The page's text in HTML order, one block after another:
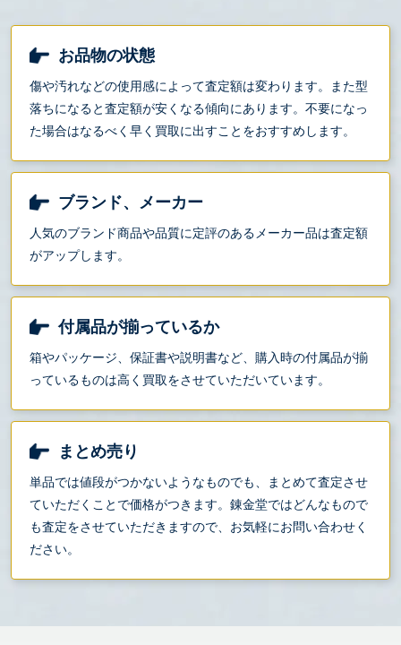
お品物の状態
傷や汚れなどの使用感によって査定額は変わります。また型
落ちになると査定額が安くなる傾向にあります。不要になっ
た場合はなるべく早く買取に出すことをおすすめします。
ブランド、メーカー
人気のブランド商品や品質に定評のあるメーカー品は査定額
がアップします。
付属品が揃っているか
箱やパッケージ、保証書や説明書など、購入時の付属品が揃
っているものは高く買取をさせていただいています。
まとめ売り
単品では値段がつかないようなものでも、まとめて査定させ
ていただくことで価格がつきます。錬金堂ではどんなもので
も査定をさせていただきますので、お気軽にお問い合わせく
ださい。